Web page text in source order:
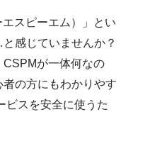
スピーエム）」とい
感じていませんか？
が一体何なの
の方にもわかりやす
ビスを安全に使うた